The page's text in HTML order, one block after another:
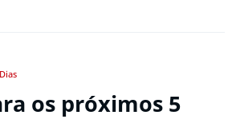
os próximos 5